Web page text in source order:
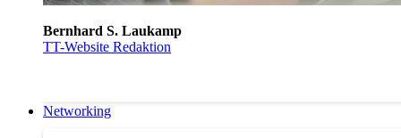
Bernhard S. Laukamp
TT-Website Redaktion
Networking